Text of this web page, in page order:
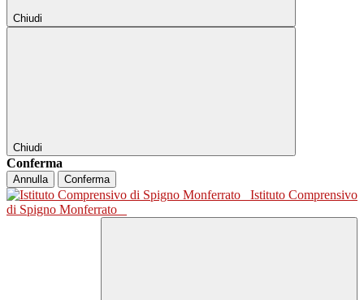
Chiudi
Chiudi
Conferma
Annulla Conferma
Istituto Comprensivo
di Spigno Monferrato